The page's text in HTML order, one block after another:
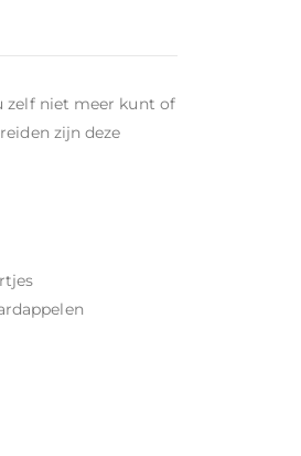
zelf niet meer kunt of
zijn deze